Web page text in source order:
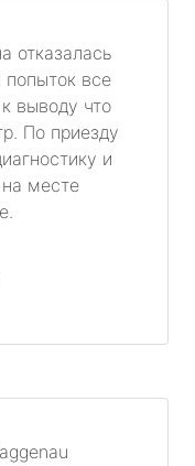
отказалась
попыток все
выводу что
По приезду
и
месте